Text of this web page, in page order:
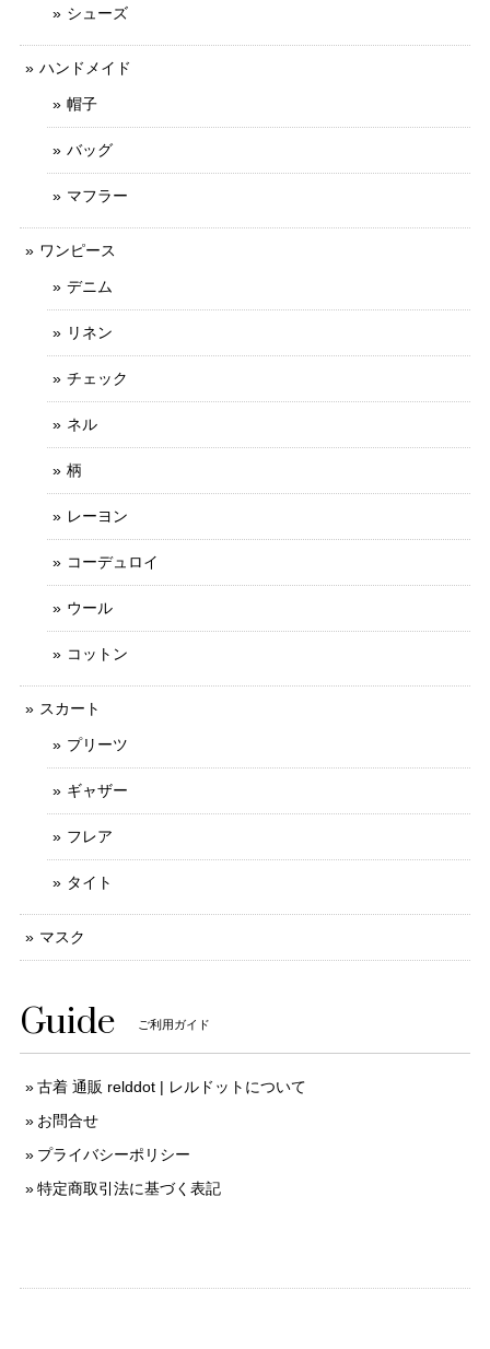
シューズ
ハンドメイド
帽子
バッグ
マフラー
ワンピース
デニム
リネン
チェック
ネル
柄
レーヨン
コーデュロイ
ウール
コットン
スカート
プリーツ
ギャザー
フレア
タイト
マスク
Guide ご利用ガイド
古着 通販 relddot | レルドットについて
お問合せ
プライバシーポリシー
特定商取引法に基づく表記